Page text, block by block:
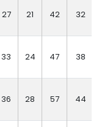
27 21 42 32
33 24 47 38
36 28 57 44